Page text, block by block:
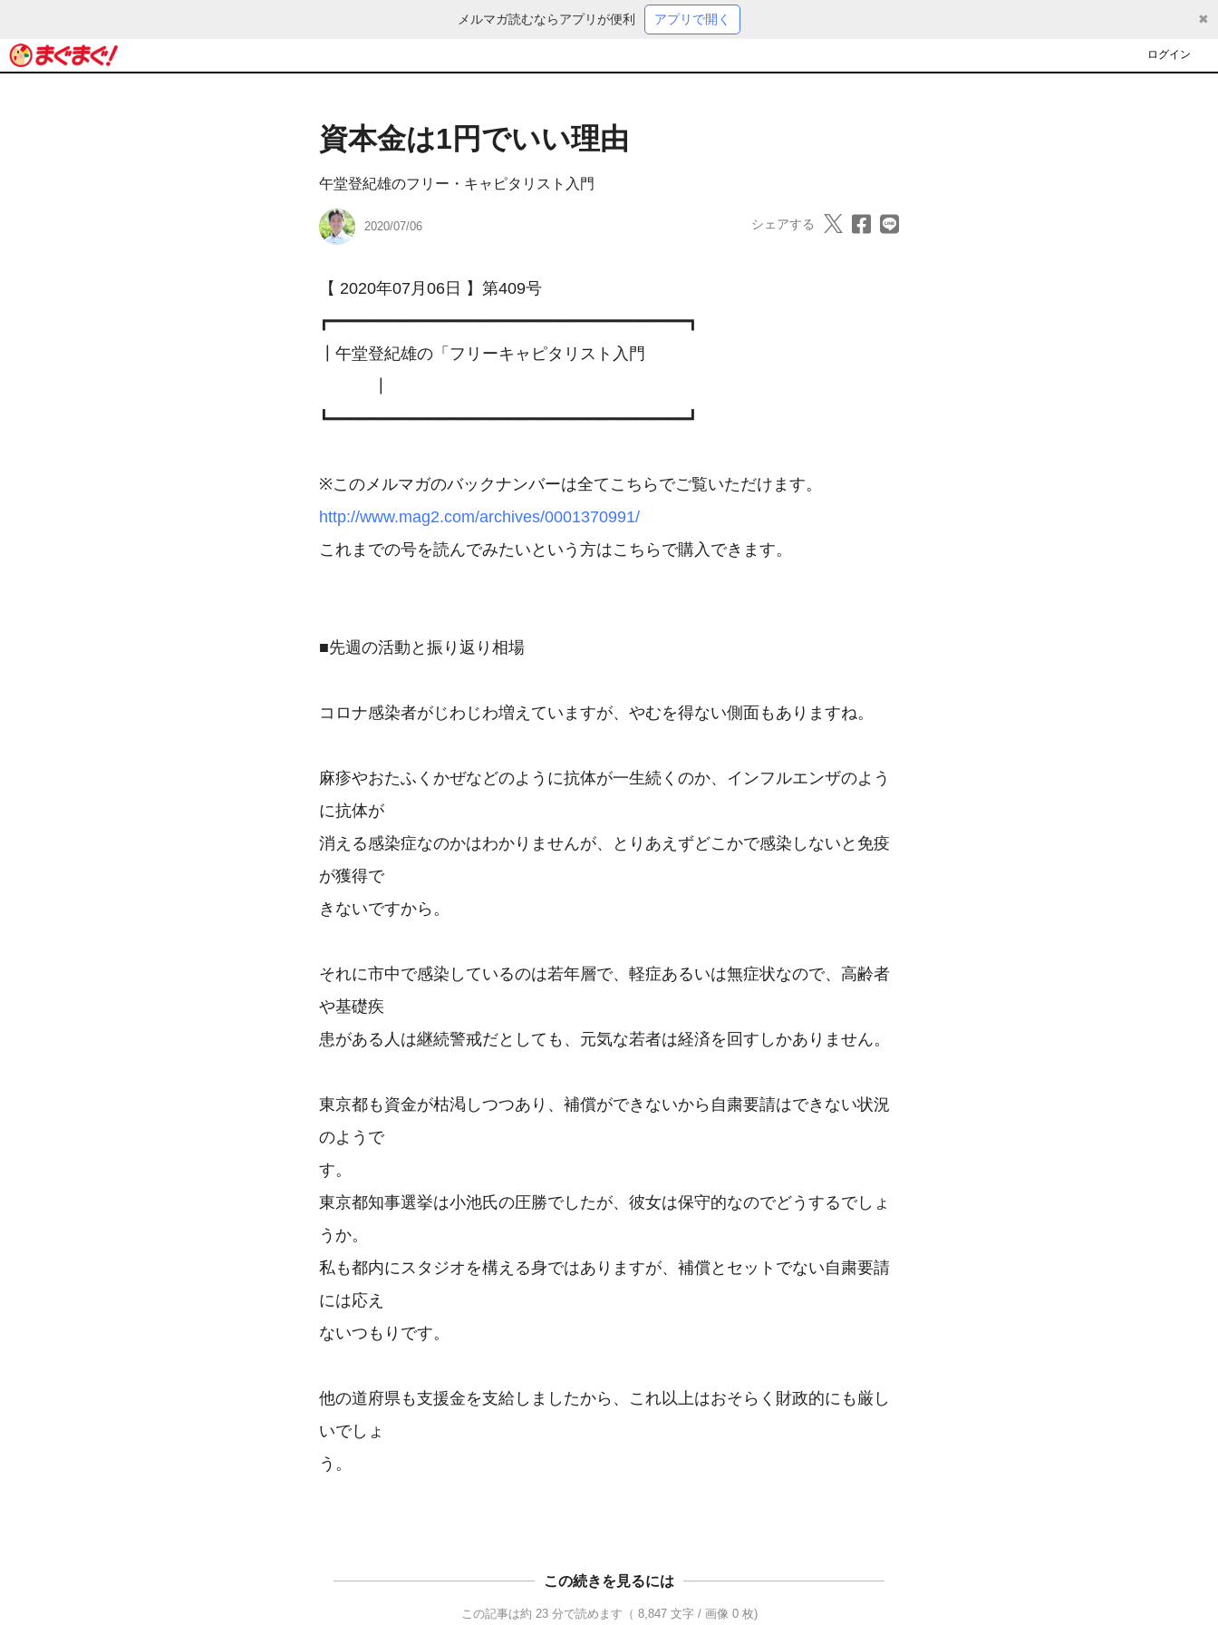
メルマガ読むならアプリが便利 アプリで開く ✖
ログイン
資本金は1円でいい理由
午堂登紀雄のフリー・キャピタリスト入門
2020/07/06 シェアする
【 2020年07月06日 】第409号
┏━━━━━━━━━━━━━━━━━━━━━━━━━━━━━━━━━━━━┓
┃午堂登紀雄の「フリーキャピタリスト入門
┗━━━━━━━━━━━━━━━━━━━━━━━━━━━━━━━━━━━━┛
http://www.mag2.com/archives/0001370991/
これまでの号を読んでみたいという方はこちらで購入できます。
■先週の活動と振り返り相場
コロナ感染者がじわじわ増えていますが、やむを得ない側面もありますね。
麻疹やおたふくかぜなどのように抗体が一生続くのか、インフルエンザのよう
に抗体が
消える感染症なのかはわかりませんが、とりあえずどこかで感染しないと免疫
が獲得で
きないですから。
それに市中で感染しているのは若年層で、軽症あるいは無症状なので、高齢者
や基礎疾
患がある人は継続警戒だとしても、元気な若者は経済を回すしかありません。
東京都も資金が枯渇しつつあり、補償ができないから自粛要請はできない状況
のようで
す。
東京都知事選挙は小池氏の圧勝でしたが、彼女は保守的なのでどうするでしょ
うか。
私も都内にスタジオを構える身ではありますが、補償とセットでない自粛要請
には応え
ないつもりです。
他の道府県も支援金を支給しましたから、これ以上はおそらく財政的にも厳し
いでしょ
う。
この続きを見るには
この記事は約 23 分で読めます（ 8,847 文字 / 画像 0 枚)